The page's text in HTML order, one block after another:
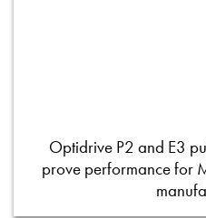
Optidrive P2 and E3
prove performance for